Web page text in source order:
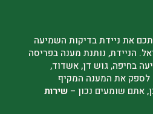
את ניידת בדיקות השמיעה
הניידת, נותנת מענה בפריסה
בחיפה, גוש דן, אשדוד,
לספק את המענה המקיף
אתם שומעים נכון – שירות